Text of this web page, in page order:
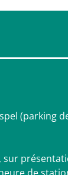
(parking
sur